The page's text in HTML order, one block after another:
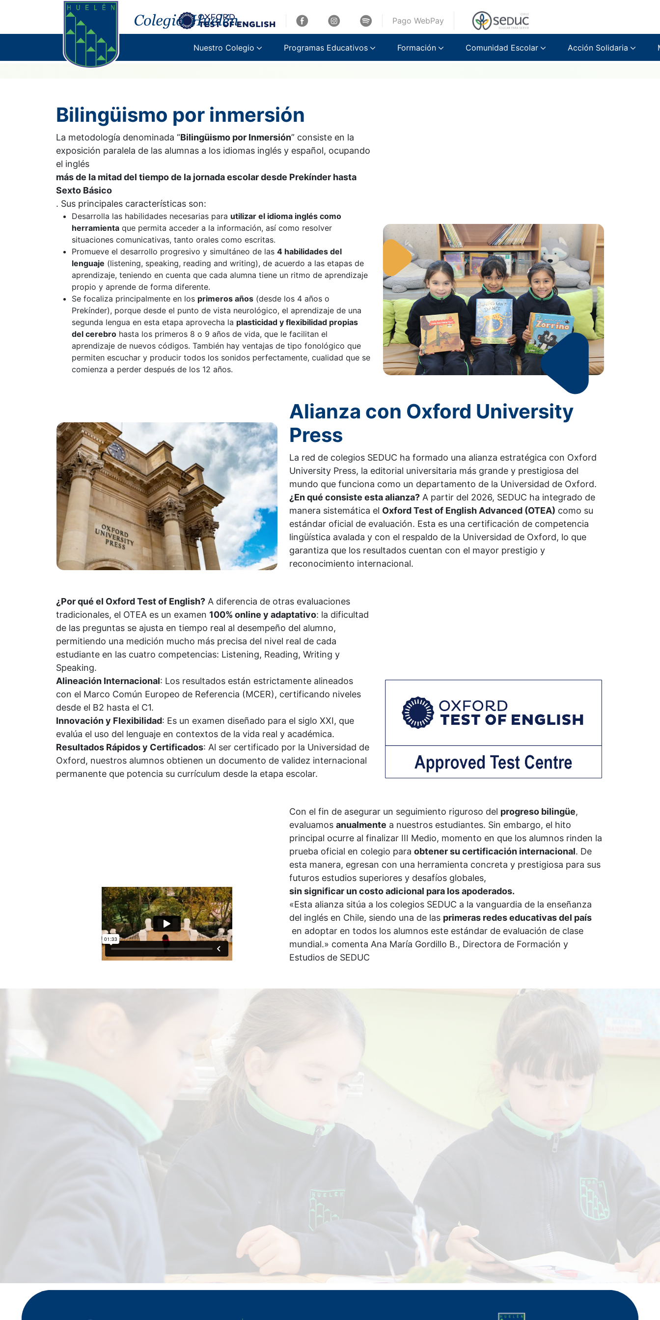
Pago WebPay
Nuestro Colegio Programas Educativos Formación Comunidad Escolar Acción Solidaria
Bilingüismo
Bilingüismo por inmersión
La metodología denominada “Bilingüismo por Inmersión” consiste en la
exposición paralela de las alumnas a los idiomas inglés y español, ocupando
el inglés
más de la mitad del tiempo de la jornada escolar desde Prekínder hasta
Sexto Básico
. Sus principales características son:
Desarrolla las habilidades necesarias para utilizar el idioma inglés como
herramienta que permita acceder a la información, así como resolver
situaciones comunicativas, tanto orales como escritas.
Promueve el desarrollo progresivo y simultáneo de las 4 habilidades del
lenguaje (listening, speaking, reading and writing), de acuerdo a las etapas de
aprendizaje, teniendo en cuenta que cada alumna tiene un ritmo de aprendizaje
propio y aprende de forma diferente.
Se focaliza principalmente en los primeros años (desde los 4 años o
Prekínder), porque desde el punto de vista neurológico, el aprendizaje de una
segunda lengua en esta etapa aprovecha la plasticidad y flexibilidad propias
del cerebro hasta los primeros 8 o 9 años de vida, que le facilitan el
aprendizaje de nuevos códigos. También hay ventajas de tipo fonológico que
permiten escuchar y producir todos los sonidos perfectamente, cualidad que se
comienza a perder después de los 12 años.
Alianza con Oxford University
Press
La red de colegios SEDUC ha formado una alianza estratégica con Oxford
University Press, la editorial universitaria más grande y prestigiosa del
mundo que funciona como un departamento de la Universidad de Oxford.
¿En qué consiste esta alianza? A partir del 2026, SEDUC ha integrado de
manera sistemática el Oxford Test of English Advanced (OTEA) como su
estándar oficial de evaluación. Esta es una certificación de competencia
lingüística avalada y con el respaldo de la Universidad de Oxford, lo que
garantiza que los resultados cuentan con el mayor prestigio y
reconocimiento internacional.
¿Por qué el Oxford Test of English? A diferencia de otras evaluaciones
tradicionales, el OTEA es un examen 100% online y adaptativo: la dificultad
de las preguntas se ajusta en tiempo real al desempeño del alumno,
permitiendo una medición mucho más precisa del nivel real de cada
estudiante en las cuatro competencias: Listening, Reading, Writing y
Speaking.
Alineación Internacional: Los resultados están estrictamente alineados
con el Marco Común Europeo de Referencia (MCER), certificando niveles
desde el B2 hasta el C1.
Innovación y Flexibilidad: Es un examen diseñado para el siglo XXI, que
evalúa el uso del lenguaje en contextos de la vida real y académica.
Resultados Rápidos y Certificados: Al ser certificado por la Universidad de
Oxford, nuestros alumnos obtienen un documento de validez internacional
permanente que potencia su currículum desde la etapa escolar.
Con el fin de asegurar un seguimiento riguroso del progreso bilingüe,
evaluamos anualmente a nuestros estudiantes. Sin embargo, el hito
principal ocurre al finalizar III Medio, momento en que los alumnos rinden la
prueba oficial en colegio para obtener su certificación internacional. De
esta manera, egresan con una herramienta concreta y prestigiosa para sus
futuros estudios superiores y desafíos globales,
sin significar un costo adicional para los apoderados.
«Esta alianza sitúa a los colegios SEDUC a la vanguardia de la enseñanza
del inglés en Chile, siendo una de las primeras redes educativas del país
en adoptar en todos los alumnos este estándar de evaluación de clase
mundial.» comenta Ana María Gordillo B., Directora de Formación y
Estudios de SEDUC